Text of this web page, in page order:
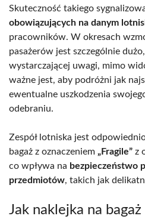
Skuteczność takiego
obowiązujących na danym
pracowników. W okresach
pasażerów jest szczególnie
wystarczającej uwagi, mimo
ważne jest, aby podróżni jak
ewentualne uszkodzenia
odebraniu.
Zespół lotniska jest
bagaż z oznaczeniem „Fragile” z
co wpływa na bezpieczeństwo
przedmiotów, takich jak
Jak naklejka na